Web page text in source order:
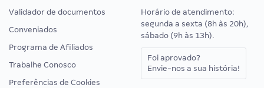
Validador de documentos
Conveniados
Programa de Afiliados
Trabalhe Conosco
Preferências de Cookies
Horário de atendimento:
segunda a sexta (8h às 20h),
sábado (9h às 13h).
Foi aprovado?
Envie-nos a sua história!